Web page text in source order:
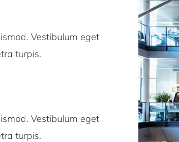
Vestibulum eget
turpis.
Vestibulum eget
turpis.